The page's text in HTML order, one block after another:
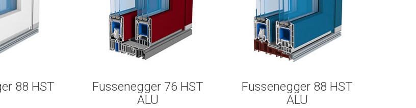
88 HST
Fussenegger 76 HST
ALU
Fussenegger 88 HST
ALU